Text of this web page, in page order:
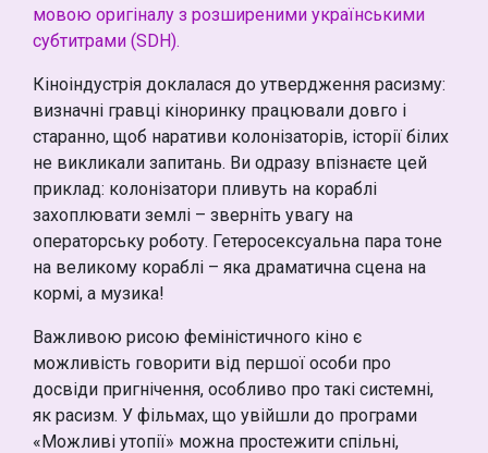
мовою оригіналу з розширеними українськими
субтитрами (SDH).
Кіноіндустрія доклалася до утвердження расизму:
визначні гравці кіноринку працювали довго і
старанно, щоб наративи колонізаторів, історії білих
не викликали запитань. Ви одразу впізнаєте цей
приклад: колонізатори пливуть на кораблі
захоплювати землі – зверніть увагу на
операторську роботу. Гетеросексуальна пара тоне
на великому кораблі – яка драматична сцена на
кормі, а музика!
Важливою рисою феміністичного кіно є
можливість говорити від першої особи про
досвіди пригнічення, особливо про такі системні,
як расизм. У фільмах, що увійшли до програми
«Можливі утопії» можна простежити спільні,